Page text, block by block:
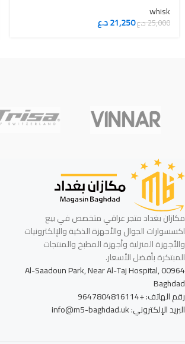
whisk
25,000د.ع21,250د.ع
مكازان بغداد متجر عراقي متخصص في بيع
اكسسوارات الجوال والأجهزة الذكية والإلكترونيات
والأجهزة المنزلية وأجهزة المطبخ والمنتجات
المبتكرة بأفضل الأسعار.
Al-Saadoun Park, Near Al-Taj Hospital, 00964
Baghdad
رقم الهاتف: +9647804816114
البريد الإلكتروني: info@m5-baghdad.uk